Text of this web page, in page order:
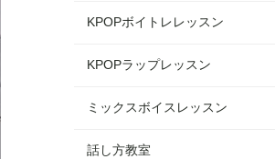
KPOPボイトレレッスン
KPOPラップレッスン
ミックスボイスレッスン
話し方教室